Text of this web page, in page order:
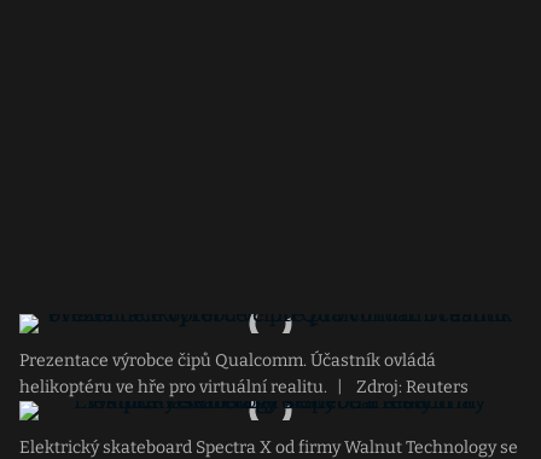
Prezentace výrobce čipů Qualcomm. Účastník ovládá
helikoptéru ve hře pro virtuální realitu.
Zdroj: Reuters
Elektrický skateboard Spectra X od firmy Walnut Technology se